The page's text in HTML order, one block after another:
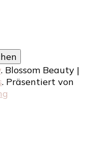
. Blossom Beauty |
. Präsentiert von